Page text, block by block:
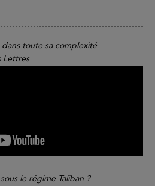
toute sa complexité
Lettres
le régime Taliban ?